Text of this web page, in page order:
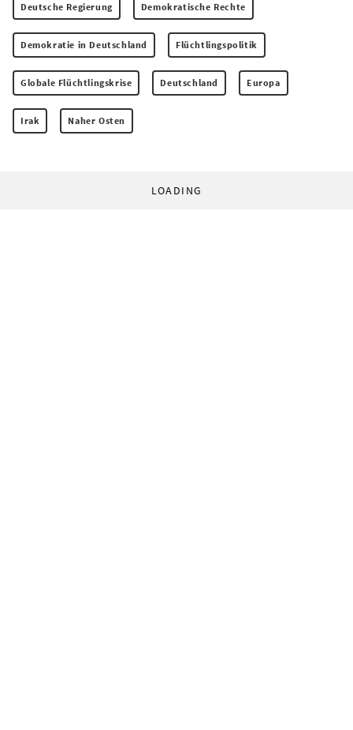
Deutsche Regierung Demokratische Rechte
Demokratie in Deutschland Flüchtlingspolitik
Globale Flüchtlingskrise Deutschland Europa
Irak Naher Osten
LOADING